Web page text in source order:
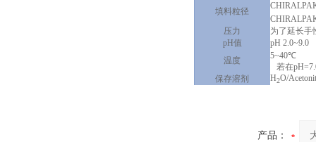
填料粒径
压力
为了延长手
pH值
pH 2.0~9.0
温度
5~40℃
若在
保存溶剂
H2O/
产品：